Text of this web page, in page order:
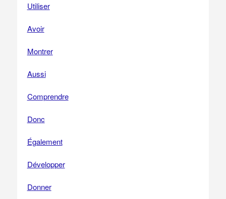
Utiliser
Avoir
Montrer
Aussi
Comprendre
Donc
Également
Développer
Donner